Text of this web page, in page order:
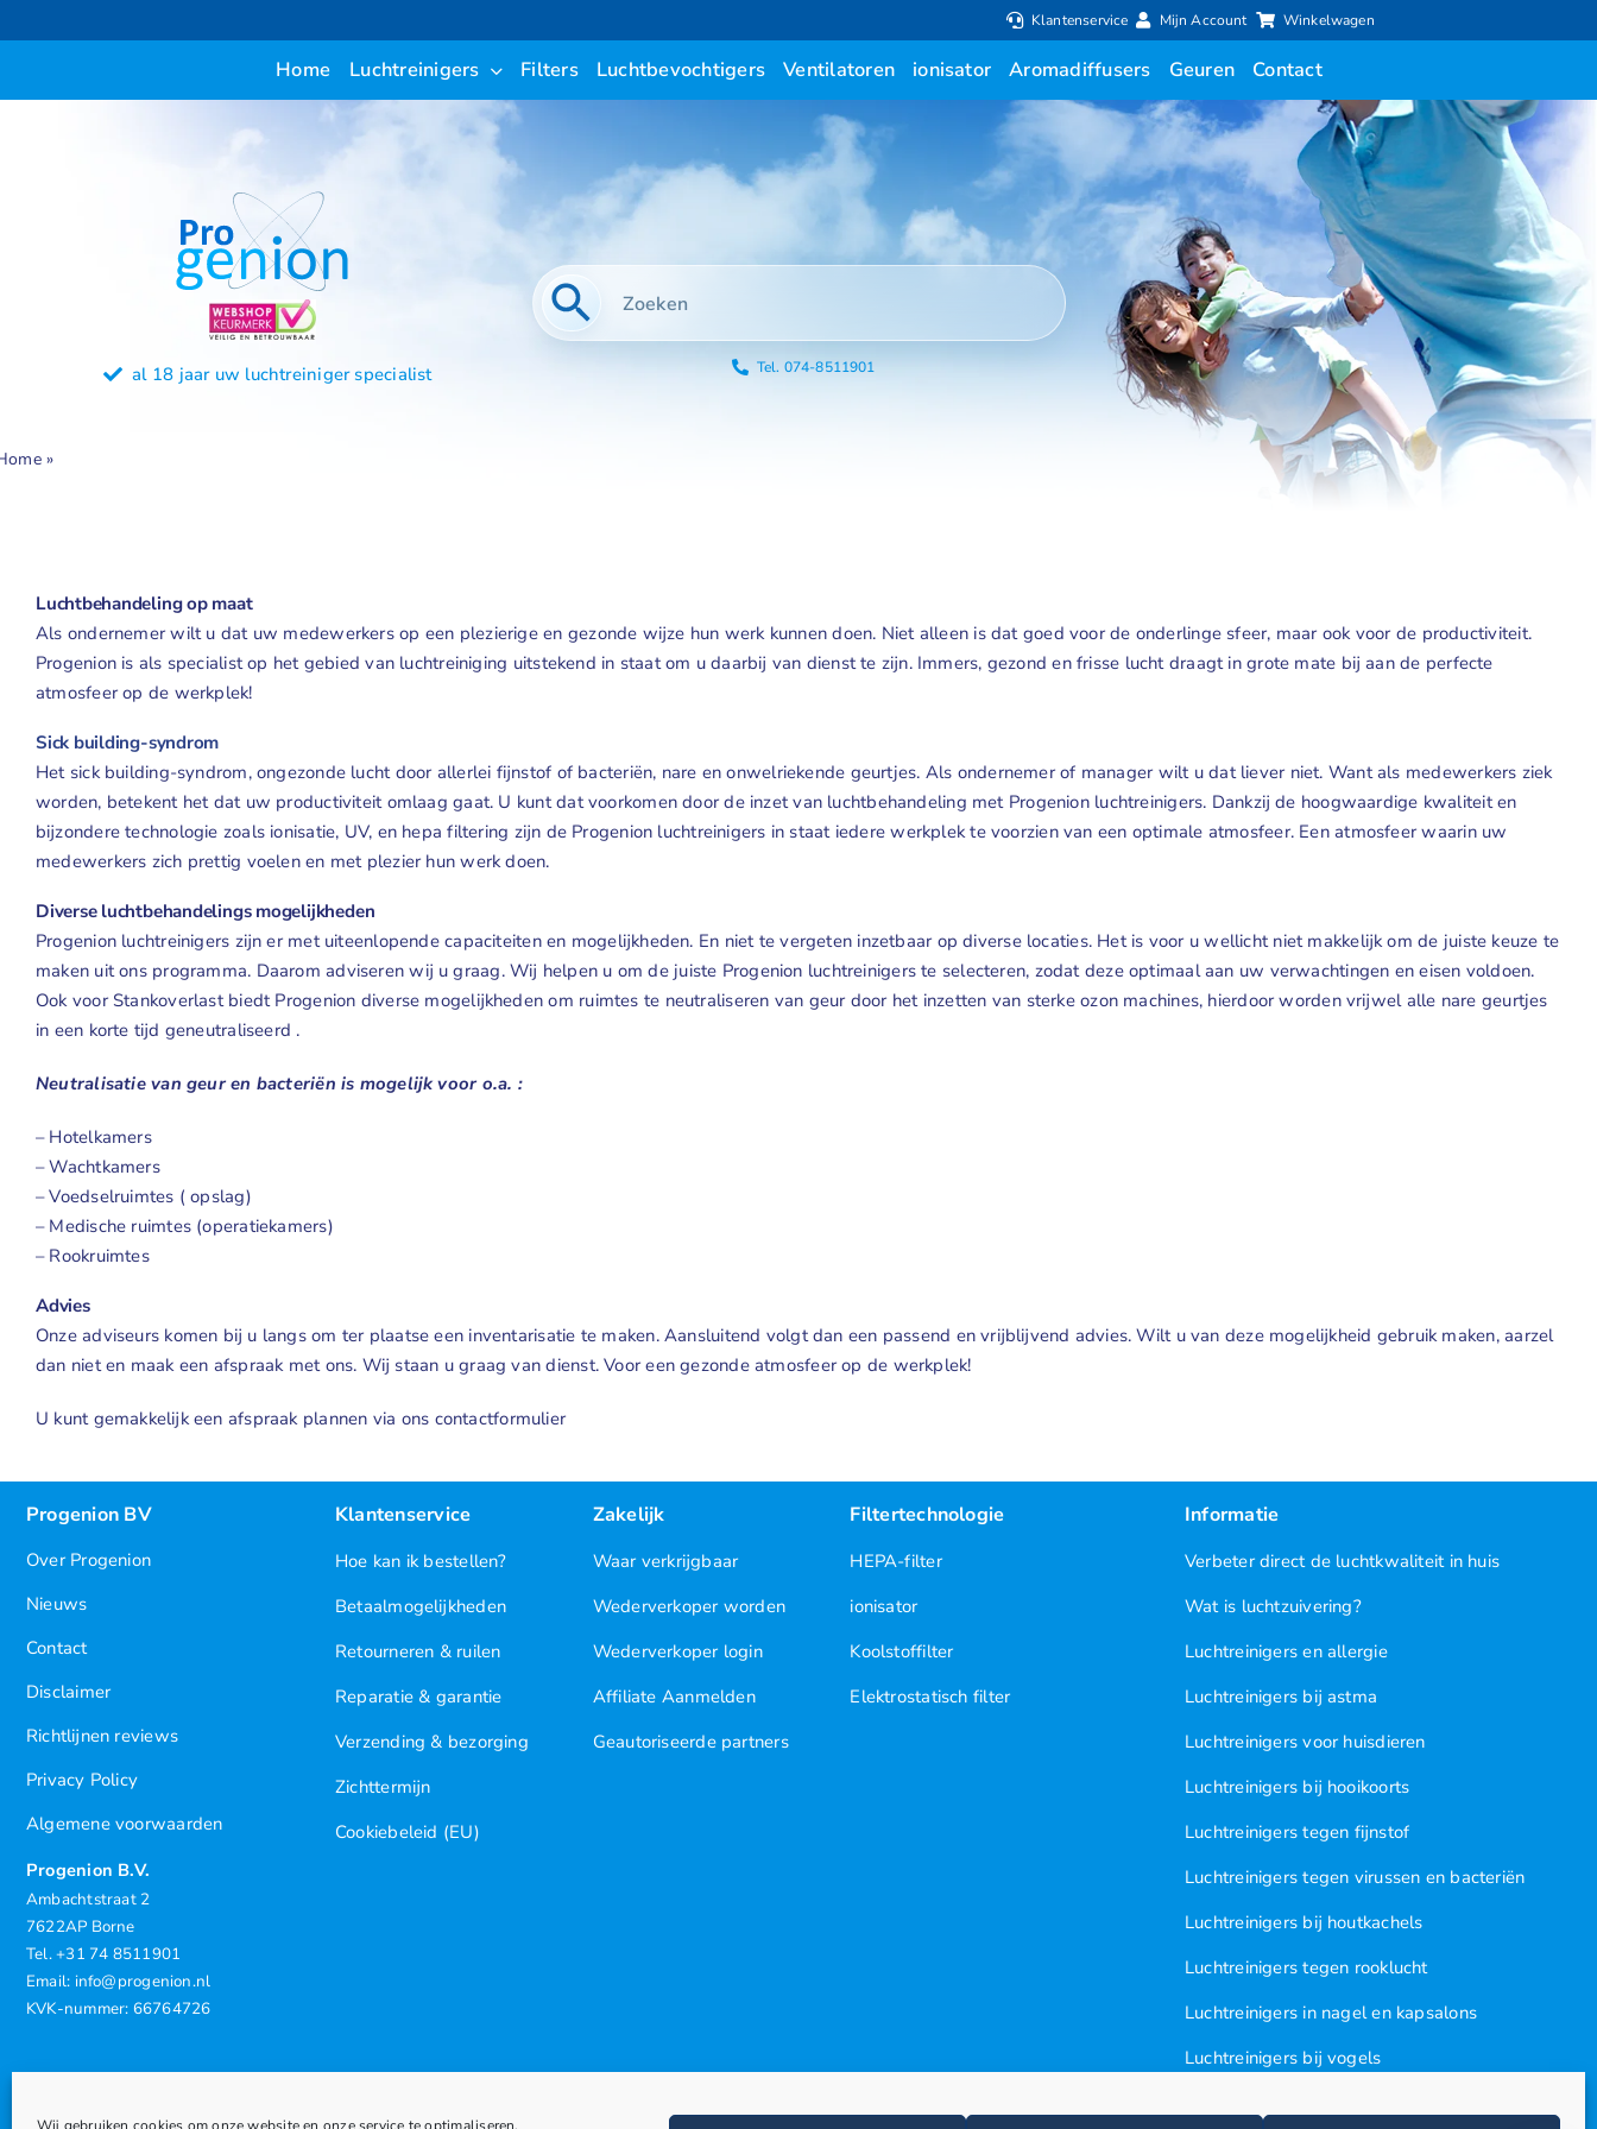
naar
Klantenservice Mijn Account Winkelwagen
Home Luchtreinigers Filters Luchtbevochtigers Ventilatoren ionisator Aromadiffusers Geuren Contact
al 18 jaar uw luchtreiniger specialist
»
Tel. 074-8511901
Luchtbehandeling op maat
Als ondernemer wilt u dat uw medewerkers op een plezierige en gezonde wijze hun werk kunnen doen. Niet alleen is dat goed voor de onderlinge sfeer, maar ook voor de productiviteit.
Progenion is als specialist op het gebied van luchtreiniging uitstekend in staat om u daarbij van dienst te zijn. Immers, gezond en frisse lucht draagt in grote mate bij aan de perfecte
atmosfeer op de werkplek!
Sick building-syndrom
Het sick building-syndrom, ongezonde lucht door allerlei fijnstof of bacteriën, nare en onwelriekende geurtjes. Als ondernemer of manager wilt u dat liever niet. Want als medewerkers ziek
worden, betekent het dat uw productiviteit omlaag gaat. U kunt dat voorkomen door de inzet van luchtbehandeling met Progenion luchtreinigers. Dankzij de hoogwaardige kwaliteit en
bijzondere technologie zoals ionisatie, UV, en hepa filtering zijn de Progenion luchtreinigers in staat iedere werkplek te voorzien van een optimale atmosfeer. Een atmosfeer waarin uw
medewerkers zich prettig voelen en met plezier hun werk doen.
Diverse luchtbehandelings mogelijkheden
Progenion luchtreinigers zijn er met uiteenlopende capaciteiten en mogelijkheden. En niet te vergeten inzetbaar op diverse locaties. Het is voor u wellicht niet makkelijk om de juiste keuze te
maken uit ons programma. Daarom adviseren wij u graag. Wij helpen u om de juiste Progenion luchtreinigers te selecteren, zodat deze optimaal aan uw verwachtingen en eisen voldoen.
Ook voor Stankoverlast biedt Progenion diverse mogelijkheden om ruimtes te neutraliseren van geur door het inzetten van sterke ozon machines, hierdoor worden vrijwel alle nare geurtjes
in een korte tijd geneutraliseerd .
Neutralisatie van geur en bacteriën is mogelijk voor o.a. :
– Hotelkamers
– Wachtkamers
– Voedselruimtes ( opslag)
– Medische ruimtes (operatiekamers)
– Rookruimtes
Advies
Onze adviseurs komen bij u langs om ter plaatse een inventarisatie te maken. Aansluitend volgt dan een passend en vrijblijvend advies. Wilt u van deze mogelijkheid gebruik maken, aarzel
dan niet en maak een afspraak met ons. Wij staan u graag van dienst. Voor een gezonde atmosfeer op de werkplek!
U kunt gemakkelijk een afspraak plannen via ons contactformulier
Progenion BV
Over Progenion
Nieuws
Contact
Disclaimer
Richtlijnen reviews
Privacy Policy
Algemene voorwaarden
Progenion B.V.
Ambachtstraat 2
7622AP Borne
Tel. +31 74 8511901
Email: info@progenion.nl
KVK-nummer: 66764726
Klantenservice
Hoe kan ik bestellen?
Betaalmogelijkheden
Retourneren & ruilen
Reparatie & garantie
Verzending & bezorging
Zichttermijn
Cookiebeleid (EU)
Zakelijk
Waar verkrijgbaar
Wederverkoper worden
Wederverkoper login
Affiliate Aanmelden
Geautoriseerde partners
Filtertechnologie
HEPA-filter
ionisator
Koolstoffilter
Elektrostatisch filter
Informatie
Verbeter direct de luchtkwaliteit in huis
Wat is luchtzuivering?
Luchtreinigers en allergie
Luchtreinigers bij astma
Luchtreinigers voor huisdieren
Luchtreinigers bij hooikoorts
Luchtreinigers tegen fijnstof
Luchtreinigers tegen virussen en bacteriën
Luchtreinigers bij houtkachels
Luchtreinigers tegen rooklucht
Luchtreinigers in nagel en kapsalons
Luchtreinigers bij vogels